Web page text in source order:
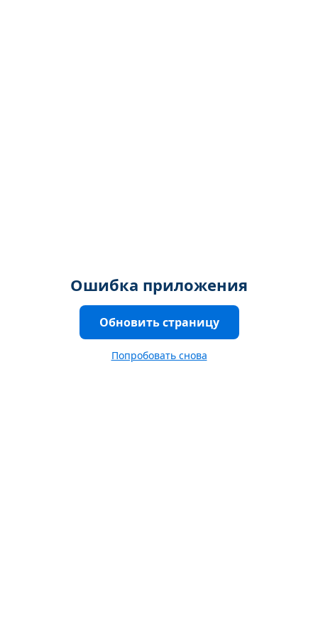
Ошибка приложения
Обновить страницу
Попробовать снова